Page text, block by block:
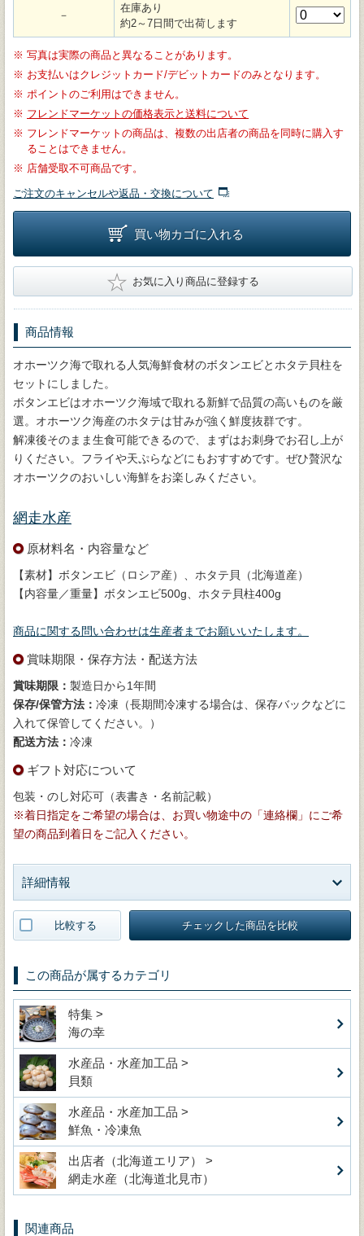
－
在庫あり
約2～7日間で出荷します
※ 写真は実際の商品と異なることがあります。
※ お支払いはクレジットカード/デビットカードのみとなります。
※ ポイントのご利用はできません。
※ フレンドマーケットの価格表示と送料について
※ フレンドマーケットの商品は、複数の出店者の商品を同時に購入す
ることはできません。
※ 店舗受取不可商品です。
ご注文のキャンセルや返品・交換について
買い物カゴに入れる
★ お気に入り商品に登録する
商品情報
オホーツク海で取れる人気海鮮食材のボタンエビとホタテ貝柱を
セットにしました。
ボタンエビはオホーツク海域で取れる新鮮で品質の高いものを厳
選。オホーツク海産のホタテは甘みが強く鮮度抜群です。
解凍後そのまま生食可能できるので、まずはお刺身でお召し上が
りください。フライや天ぷらなどにもおすすめです。ぜひ贅沢な
オホーツクのおいしい海鮮をお楽しみください。
網走水産
原材料名・内容量など
【素材】ボタンエビ（ロシア産）、ホタテ貝（北海道産）
【内容量／重量】ボタンエビ500g、ホタテ貝柱400g
商品に関する問い合わせは生産者までお願いいたします。
賞味期限・保存方法・配送方法
賞味期限： 製造日から1年間
保存/保管方法： 冷凍（長期間冷凍する場合は、保存バックなどに
入れて保管してください。）
配送方法： 冷凍
ギフト対応について
包装・のし対応可（表書き・名前記載）
※着日指定をご希望の場合は、お買い物途中の「連絡欄」にご希
望の商品到着日をご記入ください。
詳細情報
比較する チェックした商品を比較
この商品が属するカテゴリ
特集 >
海の幸
水産品・水産加工品 >
貝類
水産品・水産加工品 >
鮮魚・冷凍魚
出店者（北海道エリア） >
網走水産（北海道北見市）
関連商品